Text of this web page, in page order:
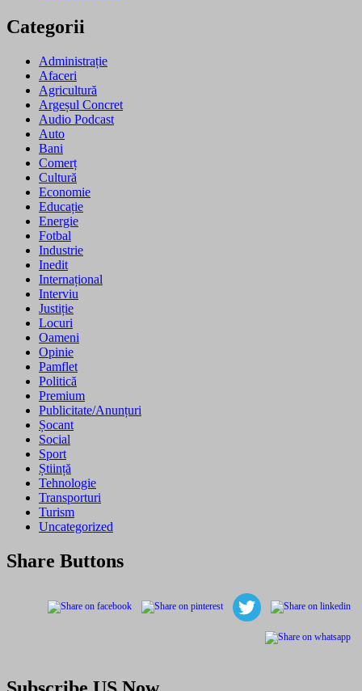
Categorii
Administrație
Afaceri
Agricultură
Argeșul Concret
Audio Podcast
Auto
Bani
Comerț
Cultură
Economie
Educație
Energie
Fotbal
Industrie
Inedit
Internațional
Interviu
Justiție
Locuri
Oameni
Opinie
Pamflet
Politică
Premium
Publicitate/Anunțuri
Șocant
Social
Sport
Știință
Tehnologie
Transporturi
Turism
Uncategorized
Share Buttons